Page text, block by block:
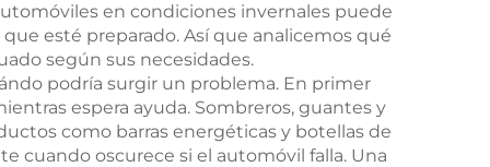
en condiciones invernales puede
esté preparado. Así que analicemos qué
según sus necesidades.
podría surgir un problema. En primer
espera ayuda. Sombreros, guantes y
como barras energéticas y botellas de
cuando oscurece si el automóvil falla. Una